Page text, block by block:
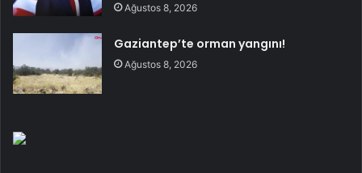
Ağustos 8, 2026
Gaziantep’te orman yangını!
Ağustos 8, 2026